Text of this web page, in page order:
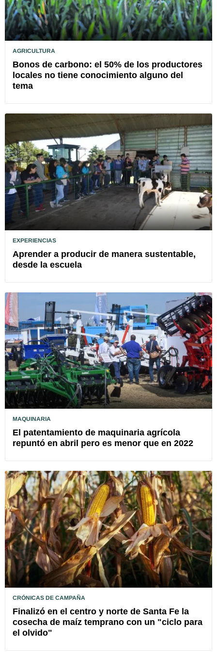
AGRICULTURA
Bonos de carbono: el 50% de los productores
locales no tiene conocimiento alguno del
tema
EXPERIENCIAS
Aprender a producir de manera sustentable,
desde la escuela
MAQUINARIA
El patentamiento de maquinaria agrícola
repuntó en abril pero es menor que en 2022
CRÓNICAS DE CAMPAÑA
Finalizó en el centro y norte de Santa Fe la
cosecha de maíz temprano con un "ciclo para
el olvido"